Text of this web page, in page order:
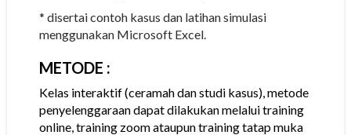
* disertai contoh kasus dan latihan simulasi
menggunakan Microsoft Excel.
METODE :
Kelas interaktif (ceramah dan studi kasus), metode
penyelenggaraan dapat dilakukan melalui training
online, training zoom ataupun training tatap muka